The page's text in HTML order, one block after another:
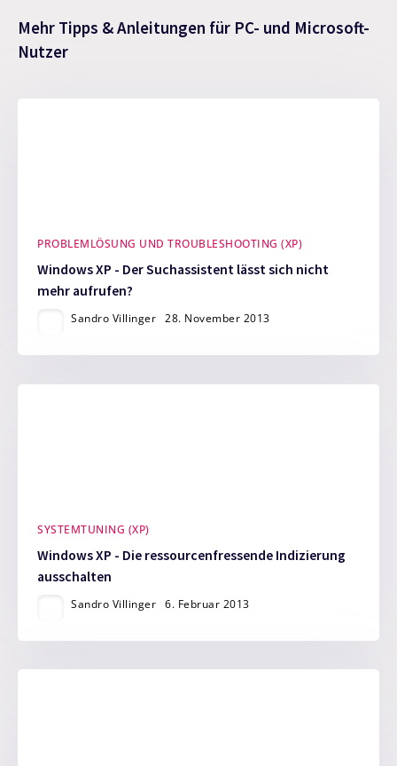
Mehr Tipps & Anleitungen für PC- und Microsoft-
Nutzer
PROBLEMLÖSUNG UND TROUBLESHOOTING (XP)
Windows XP - Der Suchassistent lässt sich nicht
mehr aufrufen?
Sandro Villinger 28. November 2013
SYSTEMTUNING (XP)
Windows XP - Die ressourcenfressende Indizierung
ausschalten
Sandro Villinger 6. Februar 2013